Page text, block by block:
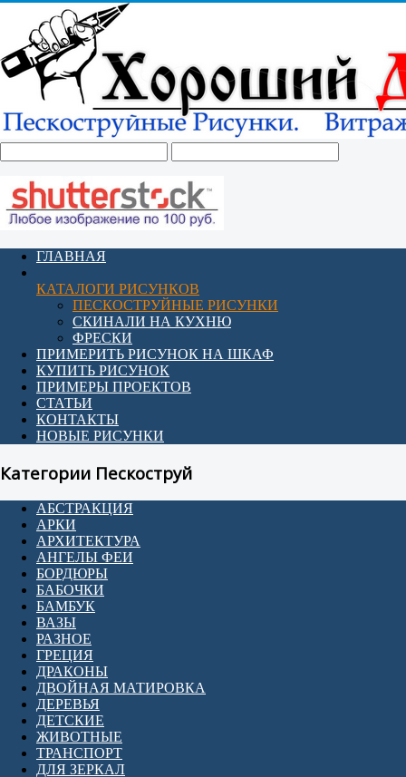
ГЛАВНАЯ
КАТАЛОГИ РИСУНКОВ
ПЕСКОСТРУЙНЫЕ РИСУНКИ
СКИНАЛИ НА КУХНЮ
ФРЕСКИ
ПРИМЕРИТЬ РИСУНОК НА ШКАФ
КУПИТЬ РИСУНОК
ПРИМЕРЫ ПРОЕКТОВ
СТАТЬИ
КОНТАКТЫ
НОВЫЕ РИСУНКИ
Категории Пескоструй
АБСТРАКЦИЯ
АРКИ
АРХИТЕКТУРА
АНГЕЛЫ ФЕИ
БОРДЮРЫ
БАБОЧКИ
БАМБУК
ВАЗЫ
РАЗНОЕ
ГРЕЦИЯ
ДРАКОНЫ
ДВОЙНАЯ МАТИРОВКА
ДЕРЕВЬЯ
ДЕТСКИЕ
ЖИВОТНЫЕ
ТРАНСПОРТ
ДЛЯ ЗЕРКАЛ